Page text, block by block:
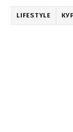
LIFESTYLE